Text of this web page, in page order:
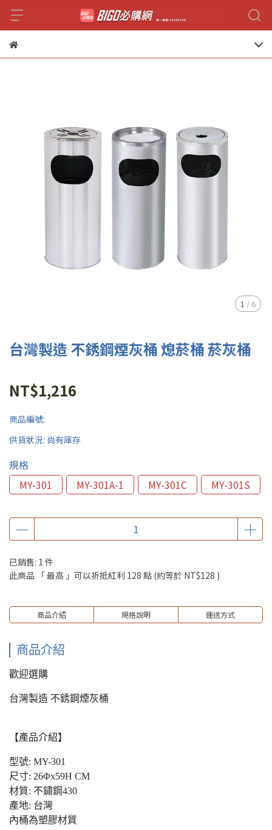
1 / 6
台灣製造 不銹鋼煙灰桶 熄菸桶 菸灰桶
NT$1,216
商品編號:
供貨狀況: 尚有庫存
規格
MY-301
MY-301A-1 MY-301C MY-301S
已銷售: 1 件
此商品 「 最高 」可以折抵紅利 128 點 (約等於 NT$128 )
商品介紹 規格說明 運送方式
商品介紹
歡迎選購
台灣製造 不銹鋼煙灰桶
【產品介紹】
型號: MY-301
尺寸: 26Φx59H CM
材質: 不鏽鋼430
產地: 台灣
內桶為塑膠材質